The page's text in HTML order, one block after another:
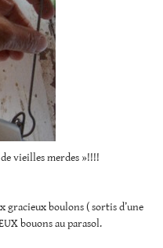
vieilles merdes »!!!!
gracieux boulons ( sortis d’une
bouons au parasol.